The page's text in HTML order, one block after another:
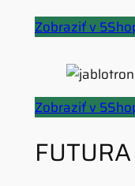
Zobraziť v
Zobraziť v